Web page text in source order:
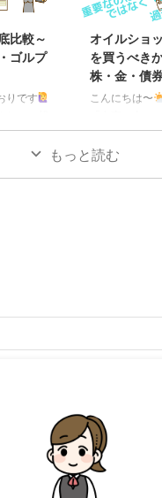
IgA腎症
一生治ら
60％を
ていまし
養費が2ヶ
記事のと
（生活防
・硬貨は除
す。 今年の年
日）を100と
（2026年5月
き ※円ベース
TR日経平均
投資）
比較～
ゴルプ
りです
ータを参考
「平均値」
了）とす
オイルショ
を買うべき
株・金・債
こんにちは〜
末ころから始
スラエルとイ
場合の現在（
もっと読む